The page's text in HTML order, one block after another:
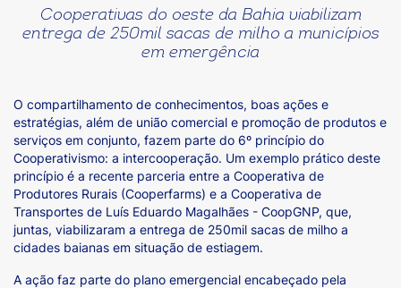
Cooperativas do oeste da Bahia viabilizam
entrega de 250mil sacas de milho a municípios
em emergência
O compartilhamento de conhecimentos, boas ações e
estratégias, além de união comercial e promoção de produtos e
serviços em conjunto, fazem parte do 6º princípio do
Cooperativismo: a intercooperação. Um exemplo prático deste
princípio é a recente parceria entre a Cooperativa de
Produtores Rurais (Cooperfarms) e a Cooperativa de
Transportes de Luís Eduardo Magalhães - CoopGNP, que,
juntas, viabilizaram a entrega de 250mil sacas de milho a
cidades baianas em situação de estiagem.
A ação faz parte do plano emergencial encabeçado pela